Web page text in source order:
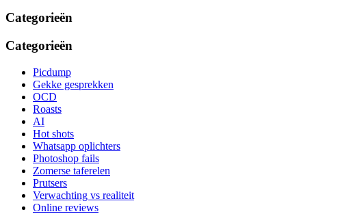
Categorieën
Categorieën
Picdump
Gekke gesprekken
OCD
Roasts
AI
Hot shots
Whatsapp oplichters
Photoshop fails
Zomerse taferelen
Prutsers
Verwachting vs realiteit
Online reviews